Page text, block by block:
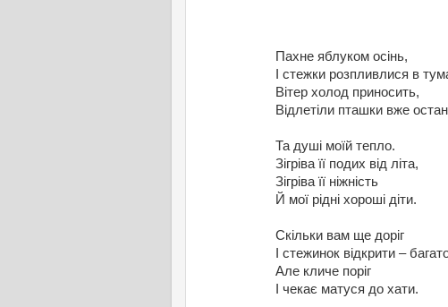
Пахне яблуком осінь,
І стежки розпливлися в
Вітер холод приносить,
Відлетіли пташки вже
Та душі моїй тепло.
Зігріва її подих від літа,
Зігріва її ніжність
Й мої рідні хороші діти.
Скільки вам ще доріг
І стежинок відкрити –
Але кличе поріг
І чекає матуся до хати.